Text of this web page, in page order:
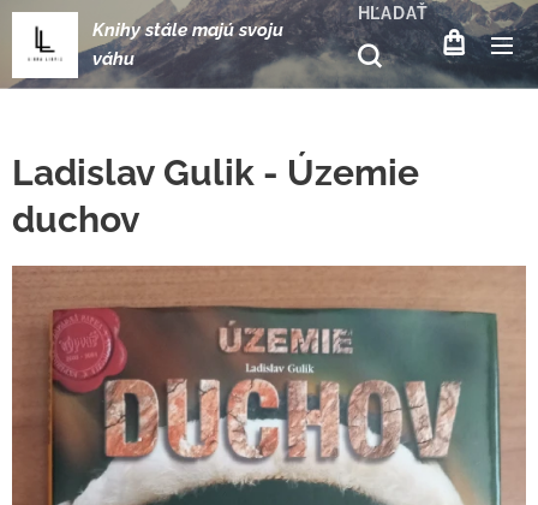
Knihy stále majú svoju
váhu
HĽADAŤ
Ladislav Gulik - Územie
duchov